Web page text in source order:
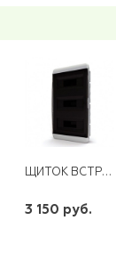
ЩИТОК ВСТРАИВАЕМЫЙ 54М TEKFOR IP40 ПРОЗРАЧНАЯ ЧЕРНАЯ ДВЕРЦА
3 150 руб.